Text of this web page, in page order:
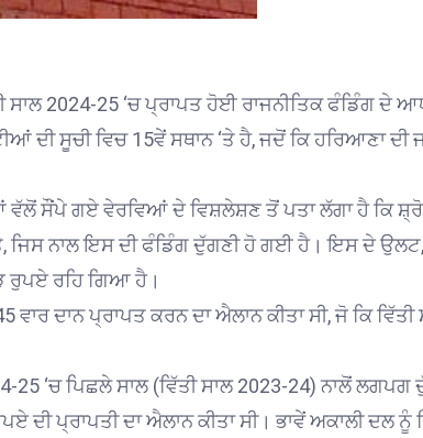
ਸਾਲ 2024-25 ‘ਚ ਪ੍ਰਾਪਤ ਹੋਈ ਰਾਜਨੀਤਿਕ ਫੰਡਿੰਗ ਦੇ
ਦੀ ਸੂਚੀ ਵਿਚ 15ਵੇਂ ਸਥਾਨ ‘ਤੇ ਹੈ, ਜਦੋਂ ਕਿ ਹਰਿਆਣਾ ਦੀ
ਵੱਲੋਂ ਸੌਂਪੇ ਗਏ ਵੇਰਵਿਆਂ ਦੇ ਵਿਸ਼ਲੇਸ਼ਣ ਤੋਂ ਪਤਾ ਲੱਗਾ ਹੈ ਕਿ
ਜਿਸ ਨਾਲ ਇਸ ਦੀ ਫੰਡਿੰਗ ਦੁੱਗਣੀ ਹੋ ਗਈ ਹੈ। ਇਸ ਦੇ ਉਲਟ,
ਰੁਪਏ ਰਹਿ ਗਿਆ ਹੈ।
ਵਾਰ ਦਾਨ ਪ੍ਰਾਪਤ ਕਰਨ ਦਾ ਐਲਾਨ ਕੀਤਾ ਸੀ, ਜੋ ਕਿ
25 ‘ਚ ਪਿਛਲੇ ਸਾਲ (ਵਿੱਤੀ ਸਾਲ 2023-24) ਨਾਲੋਂ
ਦੀ ਪ੍ਰਾਪਤੀ ਦਾ ਐਲਾਨ ਕੀਤਾ ਸੀ। ਭਾਵੇਂ ਅਕਾਲੀ ਦਲ